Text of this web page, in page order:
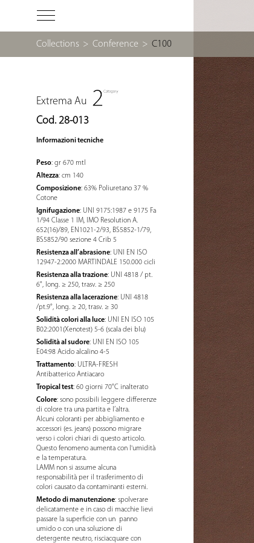
Collections > Conference > C100
Extrema Au
Cod. 28-013
Informazioni tecniche
Peso: gr 670 mtl
Altezza: cm 140
Composizione: 63% Poliuretano 37 %
Cotone
Ignifugazione: UNI 9175:1987 e 9175 Fa
1/94 Classe 1 IM, IMO Resolution A.
652(16)/89, EN1021-2/93, BS5852-1/79,
BS5852/90 sezione 4 Crib 5
Resistenza all’abrasione: UNI EN ISO
12947-2:2000 MARTINDALE 150.000 cicli
Resistenza alla trazione: UNI 4818 / pt.
6°, long. ≥ 250, trasv. ≥ 250
Resistenza alla lacerazione: UNI 4818
/pt.9°, long. ≥ 20, trasv. ≥ 30
Solidità colori alla luce: UNI EN ISO 105
B02:2001(Xenotest) 5-6 (scala dei blu)
Solidità al sudore: UNI EN ISO 105
E04:98 Acido alcalino 4-5
Trattamento: ULTRA-FRESH
Antibatterico Antiacaro
Tropical test: 60 giorni 70°C inalterato
Colore: sono possibili leggere differenze
di colore tra una partita e l’altra.
Alcuni coloranti per abbigliamento e
accessori (es. jeans) possono migrare
verso i colori chiari di questo articolo.
Questo fenomeno aumenta con l'umidità
e la temperatura.
LAMM non si assume alcuna
responsabilità per il trasferimento di
colori causato da contaminanti esterni.
Metodo di manutenzione: spolverare
delicatamente e in caso di macchie lievi
passare la superficie con un panno
umido o con una soluzione di
detergente neutro, risciacquare con